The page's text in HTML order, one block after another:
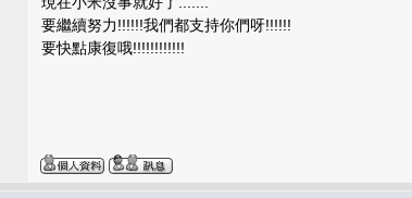
要繼續努力!!!!!!我們都支持你們呀!!!!!!
要快點康復哦!!!!!!!!!!!!